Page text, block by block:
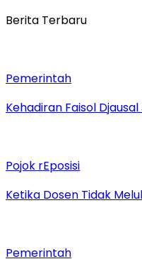
Berita Terbaru
Pemerintah
Kehadiran Faisol
Pojok rEposisi
Ketika Dosen Tidak
Pemerintah